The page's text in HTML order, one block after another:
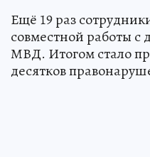
Ещё 19 раз
совместной работы
МВД. Итогом стало
десятков